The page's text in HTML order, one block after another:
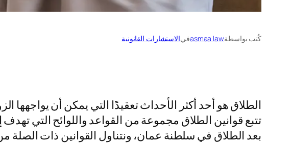
كُتب بواسطةasmaa lawفيالاستشارات القانونية
الطلاق هو أحد أكثر الأحداث تعقيدًا التي يمكن أن يواجهها
تتبع قوانين الطلاق مجموعة من القواعد واللوائح التي
بعد الطلاق في سلطنة عمان، ونتناول القوانين ذات الصلة